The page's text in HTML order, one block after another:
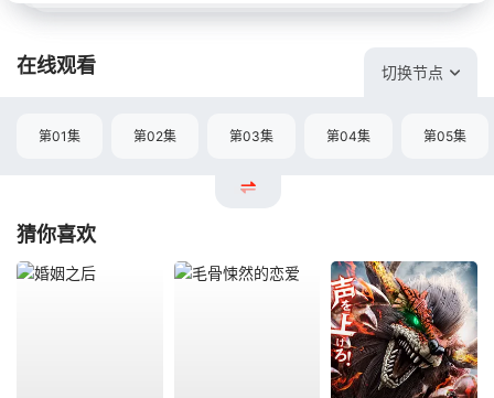
在线观看 切换节点
第01集 第02集 第03集 第04集 第05集
猜你喜欢